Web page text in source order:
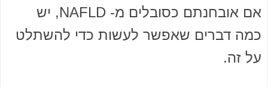
אם אובחנתם כסובלים מ- NAFLD, יש
כמה דברים שאפשר לעשות כדי להשתלט
על זה.